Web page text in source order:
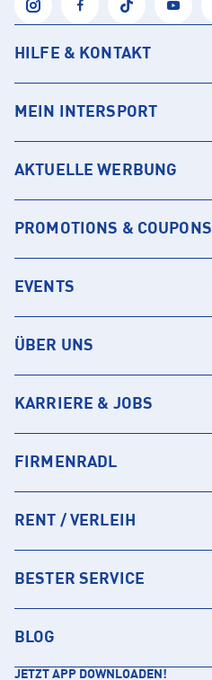
HILFE & KONTAKT
MEIN INTERSPORT
AKTUELLE WERBUNG
PROMOTIONS & COUPONS
EVENTS
ÜBER UNS
KARRIERE & JOBS
FIRMENRADL
RENT / VERLEIH
BESTER SERVICE
BLOG
JETZT APP DOWNLOADEN!